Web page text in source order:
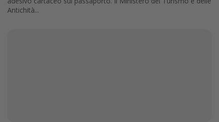
Vacanze al mare
Antichità...